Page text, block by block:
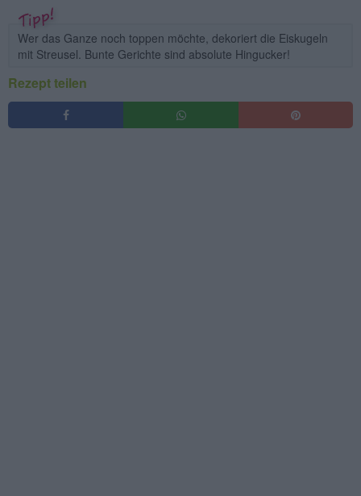
Wer das Ganze noch toppen möchte, dekoriert die Eiskugeln
mit Streusel. Bunte Gerichte sind absolute Hingucker!
Rezept teilen